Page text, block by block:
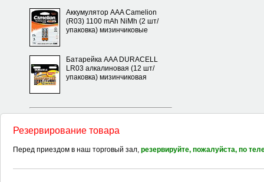
Аккумулятор AAA Camelion
(R03) 1100 mAh NiMh (2 шт/
упаковка) мизинчиковые
Батарейка AAA DURACELL
LR03 алкалиновая (12 шт/
упаковка) мизинчиковая
Резервирование товара
Перед приездом в наш торговый зал, резервируйте, пожалуйста, по